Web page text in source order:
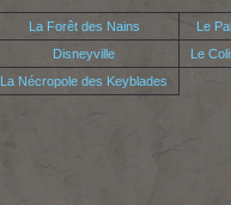
La Forêt des Nains Le
Disneyville Le
La Nécropole des Keyblades